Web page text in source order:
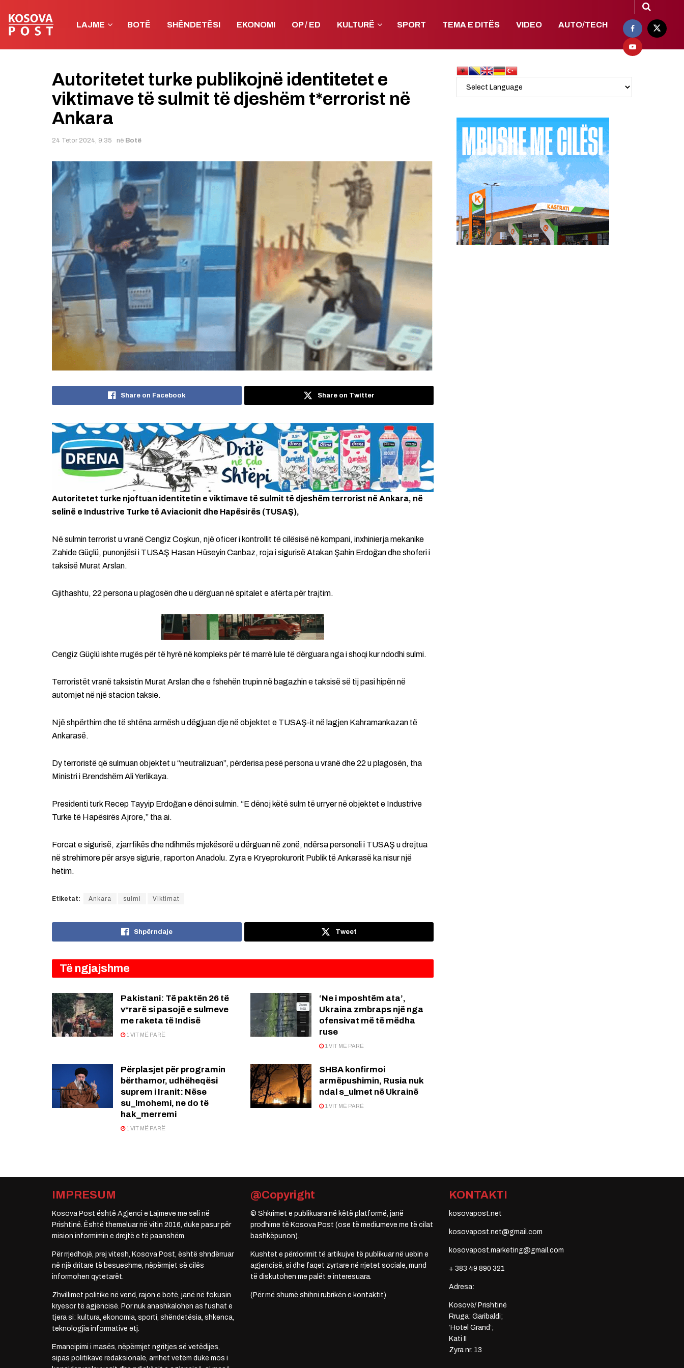
LAJME BOTË SHËNDETËSI EKONOMI OP / ED KULTURË SPORT TEMA E DITËS VIDEO AUTO/TECH
Autoritetet turke publikojnë identitetet e
viktimave të sulmit të djeshëm t*errorist në
Ankara
24 Tetor 2024, 9:35 në Botë
Share on Facebook Share on Twitter
Autoritetet turke njoftuan identitetin e viktimave të sulmit të djeshëm terrorist në Ankara, në
selinë e Industrive Turke të Aviacionit dhe Hapësirës (TUSAŞ),
Në sulmin terrorist u vranë Cengiz Coşkun, një oficer i kontrollit të cilësisë në kompani, inxhinierja mekanike
Zahide Güçlü, punonjësi i TUSAŞ Hasan Hüseyin Canbaz, roja i sigurisë Atakan Şahin Erdoğan dhe shoferi i
taksisë Murat Arslan.
Gjithashtu, 22 persona u plagosën dhe u dërguan në spitalet e afërta për trajtim.
Cengiz Güçlü ishte rrugës për të hyrë në kompleks për të marrë lule të dërguara nga i shoqi kur ndodhi sulmi.
Terroristët vranë taksistin Murat Arslan dhe e fshehën trupin në bagazhin e taksisë së tij pasi hipën në
automjet në një stacion taksie.
Një shpërthim dhe të shtëna armësh u dëgjuan dje në objektet e TUSAŞ-it në lagjen Kahramankazan të
Ankarasë.
Dy terroristë që sulmuan objektet u “neutralizuan”, përderisa pesë persona u vranë dhe 22 u plagosën, tha
Ministri i Brendshëm Ali Yerlikaya.
Presidenti turk Recep Tayyip Erdoğan e dënoi sulmin. “E dënoj këtë sulm të urryer në objektet e Industrive
Turke të Hapësirës Ajrore,” tha ai.
Forcat e sigurisë, zjarrfikës dhe ndihmës mjekësorë u dërguan në zonë, ndërsa personeli i TUSAŞ u drejtua
në strehimore për arsye sigurie, raporton Anadolu. Zyra e Kryeprokurorit Publik të Ankarasë ka nisur një
hetim.
Etiketat: Ankara sulmi Viktimat
Shpërndaje Tweet
Të ngjajshme
Pakistani: Të paktën 26 të
v*rarë si pasojë e sulmeve
me raketa të Indisë
1 VIT MË PARË
‘Ne i mposhtëm ata’,
Ukraina zmbraps një nga
ofensivat më të mëdha
ruse
1 VIT MË PARË
Përplasjet për programin
bërthamor, udhëheqësi
suprem i Iranit: Nëse
su_lmohemi, ne do të
hak_merremi
1 VIT MË PARË
SHBA konfirmoi
armëpushimin, Rusia nuk
ndal s_ulmet në Ukrainë
1 VIT MË PARË
IMPRESUM
Kosova Post është Agjenci e Lajmeve me seli në
Prishtinë. Është themeluar në vitin 2016, duke pasur për
mision informimin e drejtë e të paanshëm.
Për rrjedhojë, prej vitesh, Kosova Post, është shndërruar
në një dritare të besueshme, nëpërmjet së cilës
informohen qytetarët.
Zhvillimet politike në vend, rajon e botë, janë në fokusin
kryesor të agjencisë. Por nuk anashkalohen as fushat e
tjera si: kultura, ekonomia, sporti, shëndetësia, shkenca,
teknologjia informative etj.
Emancipimi i masës, nëpërmjet ngritjes së vetëdijes,
sipas politikave redaksionale, arrihet vetëm duke mos i
@Copyright
© Shkrimet e publikuara në këtë platformë, janë
prodhime të Kosova Post (ose të mediumeve me të cilat
bashkëpunon).
Kushtet e përdorimit të artikujve të publikuar në uebin e
agjencisë, si dhe faqet zyrtare në rrjetet sociale, mund
të diskutohen me palët e interesuara.
(Për më shumë shihni rubrikën e kontaktit)
KONTAKTI
kosovapost.net
kosovapost.net@gmail.com
kosovapost.marketing@gmail.com
+ 383 49 890 321
Adresa:
Kosovë/ Prishtinë
Rruga: Garibaldi;
‘Hotel Grand’;
Kati II
Zyra nr. 13